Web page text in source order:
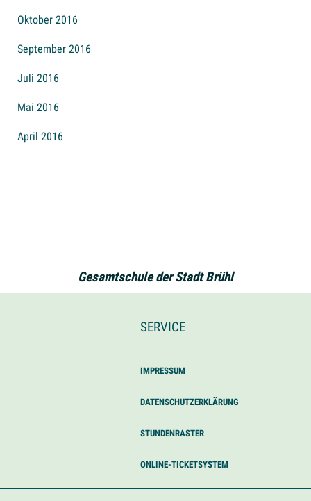
Oktober 2016
September 2016
Juli 2016
Mai 2016
April 2016
Gesamtschule der Stadt Brühl
SERVICE
IMPRESSUM
DATENSCHUTZERKLÄRUNG
STUNDENRASTER
ONLINE-TICKETSYSTEM